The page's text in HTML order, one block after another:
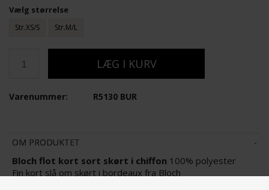
Vælg størrelse
Str.XS/S Str.M/L
R5130 BUR
Varenummer:
OM PRODUKTET
Bloch flot kort sort skørt i chiffon 100% polyester
Fin kort slå om skørt i bordeaux fra Bloch